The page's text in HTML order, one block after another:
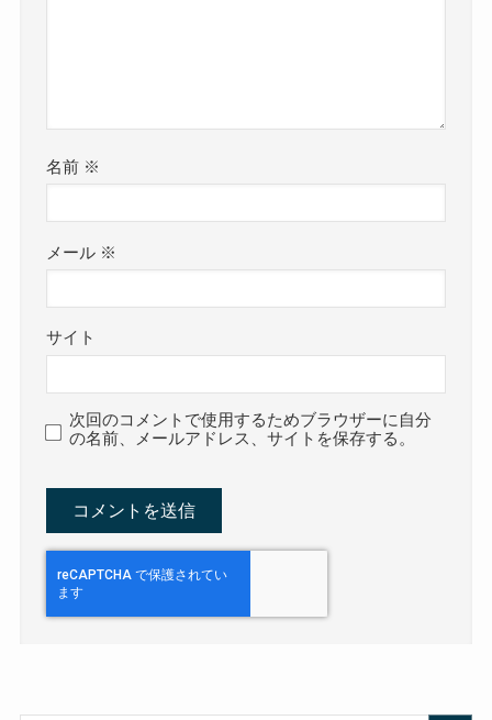
名前 ※
メール ※
サイト
次回のコメントで使用するためブラウザーに自分
の名前、メールアドレス、サイトを保存する。